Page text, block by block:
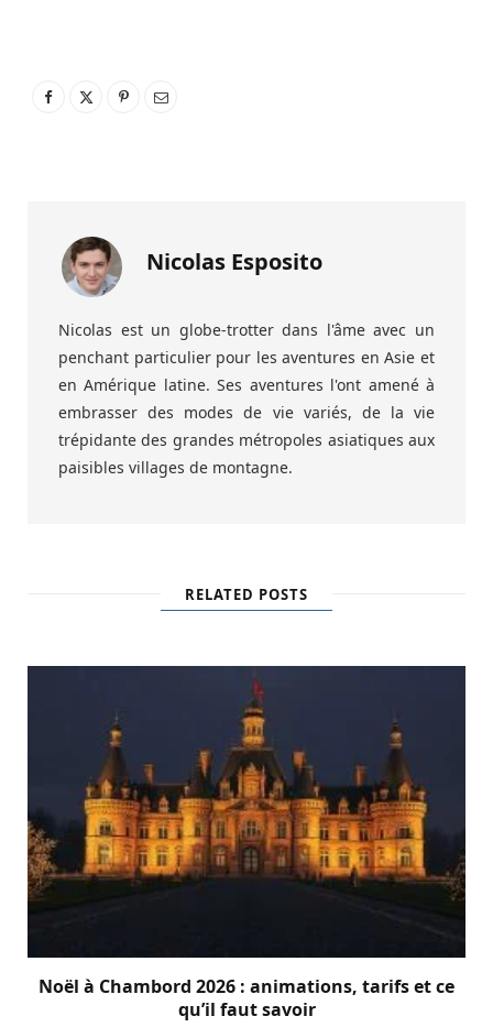
Nicolas Esposito
Nicolas est un globe-trotter dans l'âme avec un
penchant particulier pour les aventures en Asie et
en Amérique latine. Ses aventures l'ont amené à
embrasser des modes de vie variés, de la vie
trépidante des grandes métropoles asiatiques aux
paisibles villages de montagne.
RELATED POSTS
Noël à Chambord 2026 : animations, tarifs et ce
qu’il faut savoir